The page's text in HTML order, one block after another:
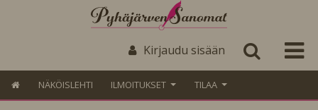
Kirjaudu sisään
NÄKÖISLEHTI ILMOITUKSET TILAA